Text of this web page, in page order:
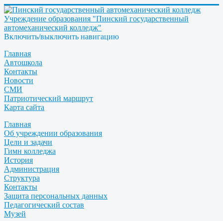
Учреждение образования "Пинский государственный
автомеханический колледж"
Включить/выключить навигацию
Главная
Автошкола
Контакты
Новости
СМИ
Патриотический маршрут
Карта сайта
Главная
Об учреждении образования
Цели и задачи
Гимн колледжа
История
Администрация
Структура
Контакты
Защита персональных данных
Педагогический состав
Музей